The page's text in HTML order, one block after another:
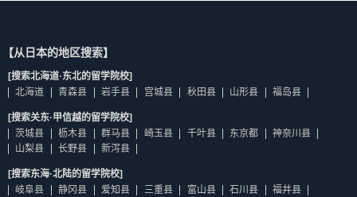
【从日本的地区搜索】
[搜索北海道·东北的留学院校]
北海道
青森县 岩手县 宫城县 秋田县 山形县 福岛县
[搜索关东·甲信越的留学院校]
茨城县
枥木县 群马县 崎玉县 千叶县 东京都
神奈川县
山梨县
长野县 新泻县
[搜索东海·北陆的留学院校]
岐阜县
静冈县 爱知县 三重县 富山县 石川县 福井县